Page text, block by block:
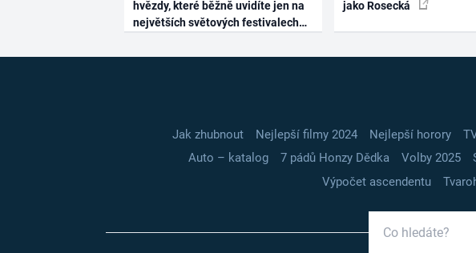
hvězdy, které běžně uvidíte jen na
největších světových festivalech
jako Rosecká
Jak zhubnout Nejlepší filmy 2024 Nejlepší horory
Auto – katalog
7 pádů Honzy Dědka Volby 2025
Výpočet ascendentu